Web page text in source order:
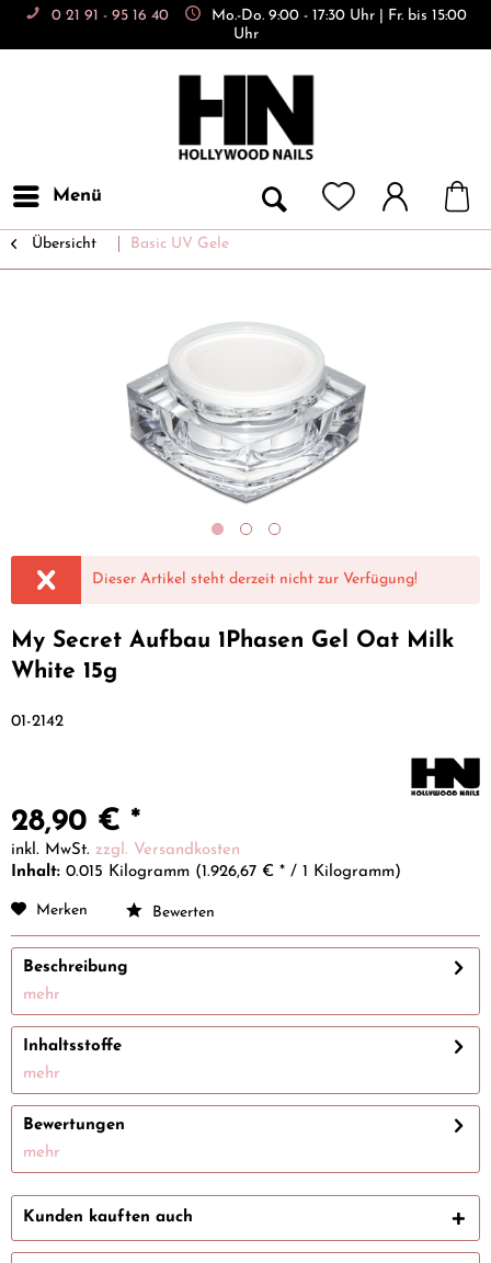
0 21 91 - 95 16 40
Mo.-Do. 9:00 - 17:30 Uhr | Fr. bis 15:00
Uhr
Menü
Übersicht Basic UV Gele
Dieser Artikel steht derzeit nicht zur Verfügung!
My Secret Aufbau 1Phasen Gel Oat Milk
White 15g
01-2142
28,90 € *
inkl. MwSt. zzgl. Versandkosten
Inhalt: 0.015 Kilogramm (1.926,67 € * / 1 Kilogramm)
Merken Bewerten
Beschreibung
mehr
Inhaltsstoffe
mehr
Bewertungen
mehr
Kunden kauften auch